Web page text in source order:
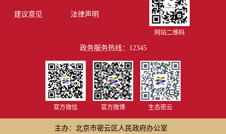
建议意见 法律声明
网站二维码
政务服务热线：12345
官方微信 官方微博 生态密云
主办：北京市密云区人民政府办公室